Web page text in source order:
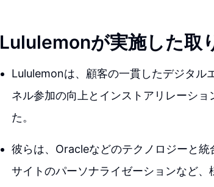
Lululemonが実施した取
Lululemonは、顧客の一貫したデジタル
ネル参加の向上とインストアリレーシ
た。
彼らは、Oracleなどのテクノロジーと
サイトのパーソナライゼーションなど